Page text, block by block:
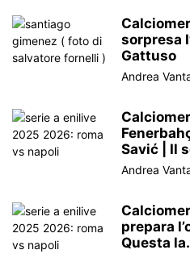
sorpresa
Gattuso
Andrea
Savić | Il
Andrea
prepara
Questa